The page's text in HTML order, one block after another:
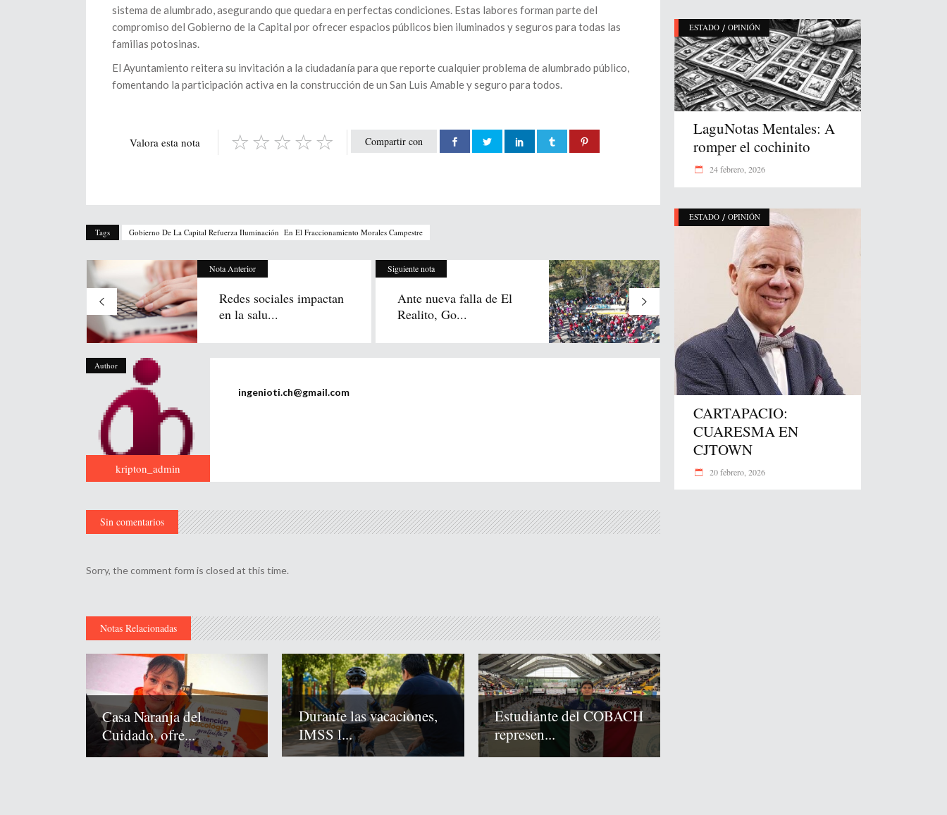
sistema de alumbrado, asegurando que quedara en perfectas condiciones. Estas labores forman parte del
compromiso del Gobierno de la Capital por ofrecer espacios públicos bien iluminados y seguros para todas las
familias potosinas.
El Ayuntamiento reitera su invitación a la ciudadanía para que reporte cualquier problema de alumbrado público,
fomentando la participación activa en la construcción de un San Luis Amable y seguro para todos.
Compartir con
Valora esta nota
Tags Gobierno De La Capital Refuerza Iluminación En El Fraccionamiento Morales Campestre
Nota Anterior
Redes sociales impactan
en la salu...
Siguiente nota
Ante nueva falla de El
Realito, Go...
Author
kripton_admin
ingenioti.ch@gmail.com
Sin comentarios
Sorry, the comment form is closed at this time.
Notas Relacionadas
Casa Naranja del
Cuidado, ofre...
Durante las vacaciones,
IMSS l...
Estudiante del COBACH
represen...
ESTADO / OPINIÓN
LaguNotas Mentales: A
romper el cochinito
24 febrero, 2026
ESTADO / OPINIÓN
CARTAPACIO:
CUARESMA EN
CJTOWN
20 febrero, 2026